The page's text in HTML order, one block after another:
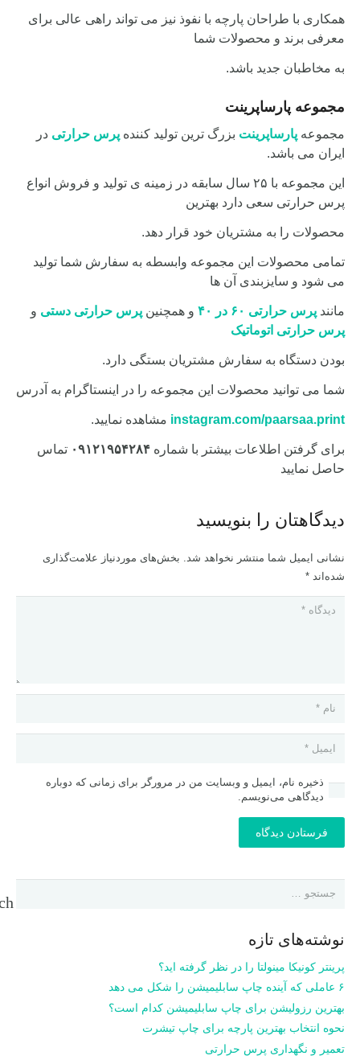
همکاری با طراحان پارچه با نفوذ نیز می تواند راهی عالی برای
معرفی برند و محصولات شما
به مخاطبان جدید باشد.
مجموعه پارساپرینت
مجموعهپارساپرینت بزرگ ترین تولید کنندهپرس حرارتی در
ایران می باشد.
این مجموعه با ۲۵ سال سابقه در زمینه ی تولید و فروش انواع
پرس حرارتی سعی دارد بهترین
محصولات را به مشتریان خود قرار دهد.
تمامی محصولات این مجموعه وابسطه به سفارش شما تولید
می شود و سایزبندی آن ها
مانندپرس حرارتی ۶۰ در ۴۰ و همچنینپرس حرارتیدستی و
پرس حرارتی اتوماتیک
بودن دستگاه به سفارش مشتریان بستگی دارد.
شما می توانید محصولات این مجموعه را در اینستاگرام به آدرس
instagram.com/paarsaa.print مشاهده نمایید.
برای گرفتن اطلاعات بیشتر با شماره۰۹۱۲۱۹۵۴۲۸۴ تماس
حاصل نمایید
دیدگاهتان را بنویسید
نشانی ایمیل شما منتشر نخواهد شد.
بخش‌های موردنیاز علامت‌گذاری
شده‌اند*
ذخیره نام، ایمیل و وبسایت من در مرورگر برای زمانی که دوباره
دیدگاهی می‌نویسم.
فرستادن دیدگاه
نوشته‌های تازه
پرینتر کونیکا مینولتا را در نظر گرفته اید؟
۶ عاملی که آینده چاپ سابلیمیشن را شکل می دهد
بهترین رزولیشن برای چاپ سابلیمیشن کدام است؟
نحوه انتخاب بهترین پارچه برای چاپ تیشرت
تعمیر و نگهداری پرس حرارتی